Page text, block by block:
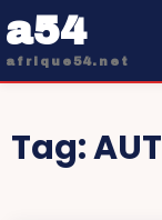
a54
afrique54.net
Tag: